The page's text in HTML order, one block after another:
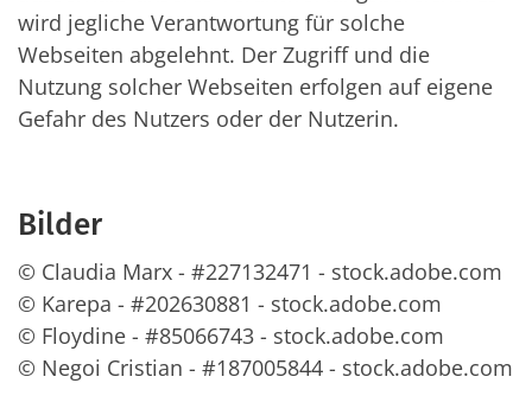
wird jegliche Verantwortung für solche
Webseiten abgelehnt. Der Zugriff und die
Nutzung solcher Webseiten erfolgen auf eigene
Gefahr des Nutzers oder der Nutzerin.
Bilder
© Claudia Marx - #227132471 - stock.adobe.com
© Karepa - #202630881 - stock.adobe.com
© Floydine - #85066743 - stock.adobe.com
© Negoi Cristian - #187005844 - stock.adobe.com